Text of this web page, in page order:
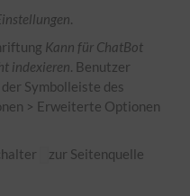
.
Kann für ChatBot
indexieren. Benutzer
Symbolleiste des
> Erweiterte Optionen
zur Seitenquelle